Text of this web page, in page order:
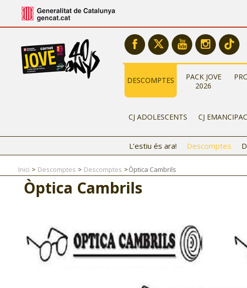
DESCOMPTES
PACK JOVE
2026
CJ ADOLESCENTS CJ
L’estiu és ara! Descomptes
Inici Descomptes Descomptes Òptica Cambrils
Òptica Cambrils